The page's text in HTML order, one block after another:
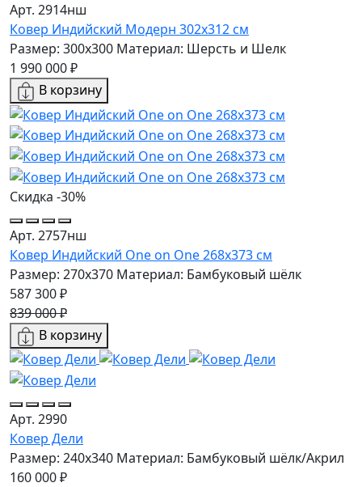
Арт. 2914нш
Ковер Индийский Модерн 302x312 см
Размер: 300x300 Материал: Шерсть и Шелк
1 990 000 ₽
В корзину
Скидка -30%
Арт. 2757нш
Ковер Индийский One on One 268x373 см
Размер: 270x370 Материал: Бамбуковый шёлк
587 300 ₽
839 000 ₽
В корзину
Арт. 2990
Ковер Дели
Размер: 240x340 Материал: Бамбуковый шёлк/Акрил
160 000 ₽